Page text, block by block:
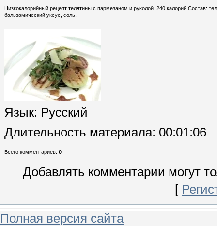
Низкокалорийный рецепт телятины с пармезаном и руколой. 240 калорий.Состав:
бальзамический уксус, соль.
Язык: Русский
Длительность материала: 00:01:06
Всего комментариев: 0
Добавлять комментарии могут
[
Полная версия сайта